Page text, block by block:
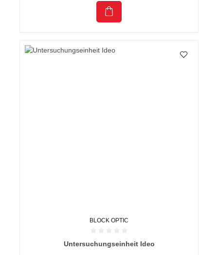
BLOCK OPTIC
Durchschnittliche Bewertung von 0 von 5 Sternen
Untersuchungseinheit Ideo